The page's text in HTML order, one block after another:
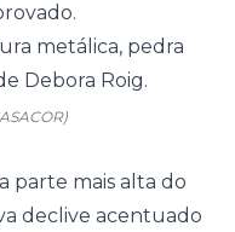
parte mais alta do
declive acentuado